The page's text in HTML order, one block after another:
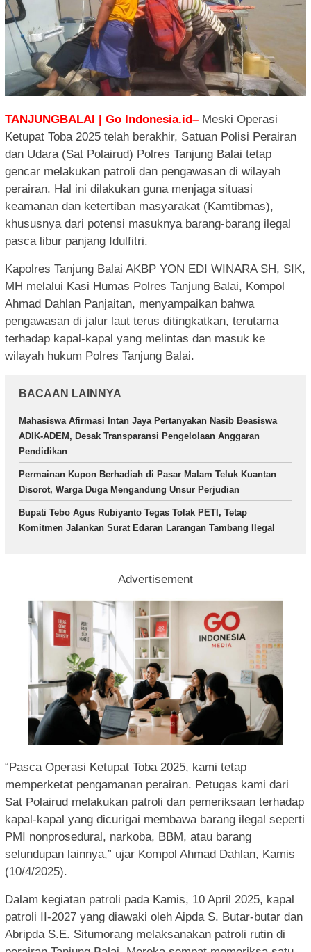
TANJUNGBALAI | Go Indonesia.id– Meski Operasi
Ketupat Toba 2025 telah berakhir, Satuan Polisi Perairan
dan Udara (Sat Polairud) Polres Tanjung Balai tetap
gencar melakukan patroli dan pengawasan di wilayah
perairan. Hal ini dilakukan guna menjaga situasi
keamanan dan ketertiban masyarakat (Kamtibmas),
khususnya dari potensi masuknya barang-barang ilegal
pasca libur panjang Idulfitri.
Kapolres Tanjung Balai AKBP YON EDI WINARA SH, SIK,
MH melalui Kasi Humas Polres Tanjung Balai, Kompol
Ahmad Dahlan Panjaitan, menyampaikan bahwa
pengawasan di jalur laut terus ditingkatkan, terutama
terhadap kapal-kapal yang melintas dan masuk ke
wilayah hukum Polres Tanjung Balai.
BACAAN LAINNYA
Mahasiswa Afirmasi Intan Jaya Pertanyakan Nasib Beasiswa
ADIK-ADEM, Desak Transparansi Pengelolaan Anggaran
Pendidikan
Permainan Kupon Berhadiah di Pasar Malam Teluk Kuantan
Disorot, Warga Duga Mengandung Unsur Perjudian
Bupati Tebo Agus Rubiyanto Tegas Tolak PETI, Tetap
Komitmen Jalankan Surat Edaran Larangan Tambang Ilegal
Advertisement
“Pasca Operasi Ketupat Toba 2025, kami tetap
memperketat pengamanan perairan. Petugas kami dari
Sat Polairud melakukan patroli dan pemeriksaan terhadap
kapal-kapal yang dicurigai membawa barang ilegal seperti
PMI nonprosedural, narkoba, BBM, atau barang
selundupan lainnya,” ujar Kompol Ahmad Dahlan, Kamis
(10/4/2025).
Dalam kegiatan patroli pada Kamis, 10 April 2025, kapal
patroli II-2027 yang diawaki oleh Aipda S. Butar-butar dan
Abripda S.E. Situmorang melaksanakan patroli rutin di